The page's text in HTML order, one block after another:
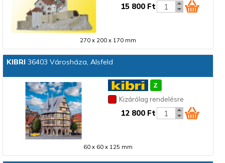
15 800 Ft
270 x 200 x 170 mm
KIBRI36403 Városháza, Alsfeld
Kizárólag rendelésre
12 800 Ft
60 x 60 x 125 mm